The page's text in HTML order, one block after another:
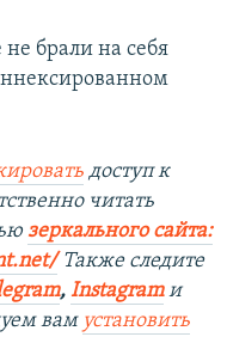
брали на себя
доступ к
читать
зеркального сайта:
Также следите
, Instagramи
вам установить